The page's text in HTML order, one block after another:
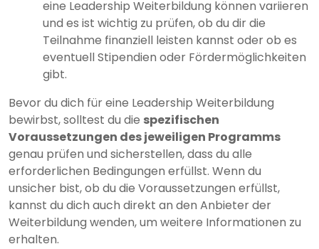
eine Leadership Weiterbildung können variieren
und es ist wichtig zu prüfen, ob du dir die
Teilnahme finanziell leisten kannst oder ob es
eventuell Stipendien oder Fördermöglichkeiten
gibt.
Bevor du dich für eine Leadership Weiterbildung
bewirbst, solltest du die spezifischen
Voraussetzungen des jeweiligen Programms
genau prüfen und sicherstellen, dass du alle
erforderlichen Bedingungen erfüllst. Wenn du
unsicher bist, ob du die Voraussetzungen erfüllst,
kannst du dich auch direkt an den Anbieter der
Weiterbildung wenden, um weitere Informationen zu
erhalten.